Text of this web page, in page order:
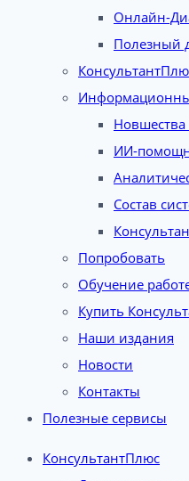
Онлайн-
Полезный
ИИ-
Состав
Попробовать
Обучение
Купить
Наши издания
Новости
Контакты
Полезные сервисы
КонсультантПлюс